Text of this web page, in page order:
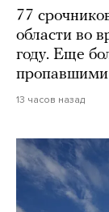
77
области во
году. Еще
пропавшими
13 часов назад